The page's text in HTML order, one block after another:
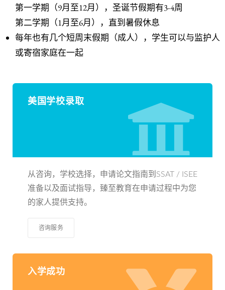
第一学期（9月至12月），圣诞节假期有3-4周
第二学期（1月至6月），直到暑假休息
每年也有几个短周末假期（成人），学生可以与监护人
或寄宿家庭在一起
美国学校录取
从咨询，学校选择，申请论文指南到SSAT / ISEE
准备以及面试指导，臻至教育在申请过程中为您
的家人提供支持。
咨询服务
入学成功